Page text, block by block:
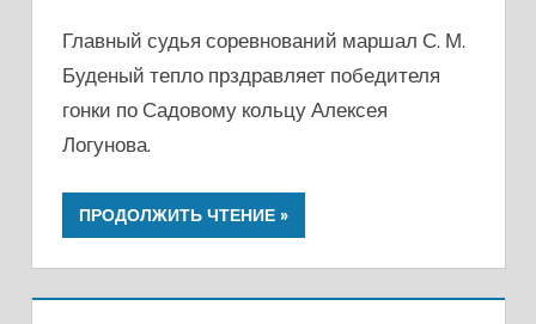
Главный судья соревнований маршал С. М.
Буденый тепло прздравляет победителя
гонки по Садовому кольцу Алексея
Логунова.
ПРОДОЛЖИТЬ ЧТЕНИЕ